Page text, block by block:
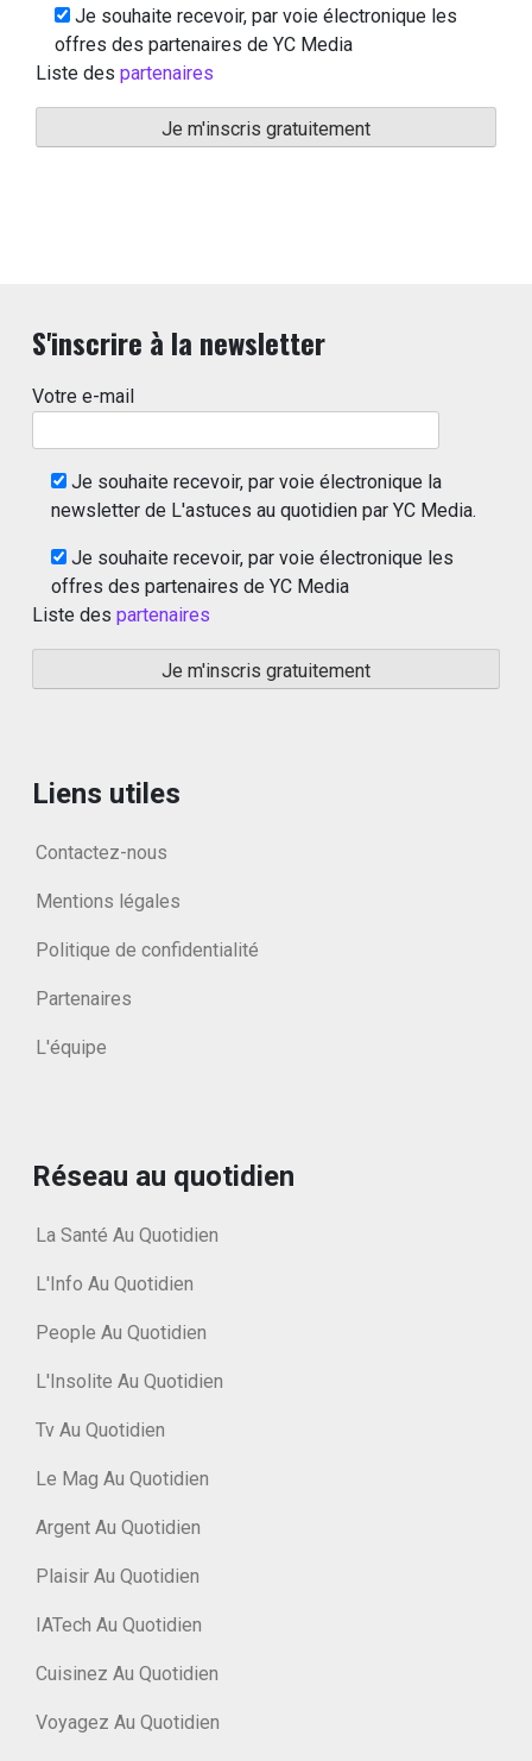
Je souhaite recevoir, par voie électronique les
offres des partenaires de YC Media
Liste des partenaires
S'inscrire à la newsletter
Votre e-mail
Je souhaite recevoir, par voie électronique la
newsletter de L'astuces au quotidien par YC Media.
Je souhaite recevoir, par voie électronique les
offres des partenaires de YC Media
Liste des partenaires
Liens utiles
Contactez-nous
Mentions légales
Politique de confidentialité
Partenaires
L'équipe
Réseau au quotidien
La Santé Au Quotidien
L'Info Au Quotidien
People Au Quotidien
L'Insolite Au Quotidien
Tv Au Quotidien
Le Mag Au Quotidien
Argent Au Quotidien
Plaisir Au Quotidien
IATech Au Quotidien
Cuisinez Au Quotidien
Voyagez Au Quotidien